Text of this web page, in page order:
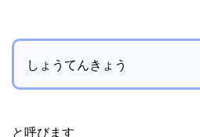
しょうてんきょう
と呼びます